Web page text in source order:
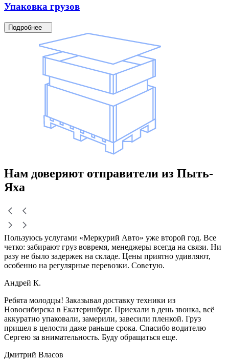
Упаковка грузов
Подробнее
Нам доверяют отправители из Пыть-
Яха
Пользуюсь услугами «Меркурий Авто» уже второй год. Все
четко: забирают груз вовремя, менеджеры всегда на связи. Ни
разу не было задержек на складе. Цены приятно удивляют,
особенно на регулярные перевозки. Советую.
Андрей К.
Ребята молодцы! Заказывал доставку техники из
Новосибирска в Екатеринбург. Приехали в день звонка, всё
аккуратно упаковали, замерили, завесили пленкой. Груз
пришел в целости даже раньше срока. Спасибо водителю
Сергею за внимательность. Буду обращаться еще.
Дмитрий Власов